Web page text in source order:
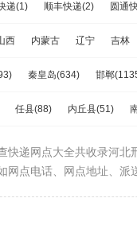
递(1) 顺丰快递(2) 圆通
一快递(1) 华宇物流(2)
物流(1) 新邦物流(1) 中
西 内蒙古 辽宁 吉林
秦皇岛(634) 邯郸
任县(88) 内丘县(51)
(92) 桥西区(104) 沙河
快递网点大全共收录河北
网点电话、网点地址、派